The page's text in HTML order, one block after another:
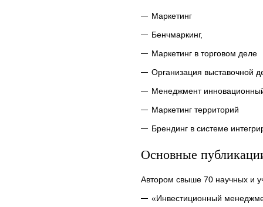
Маркетинг
Бенчмаркинг,
Маркетинг в торговом деле
Организация выставочной
Менеджмент
Маркетинг территорий
Брендинг в системе
Основные
Автором свыше 70 научных и
«Инвестиционный